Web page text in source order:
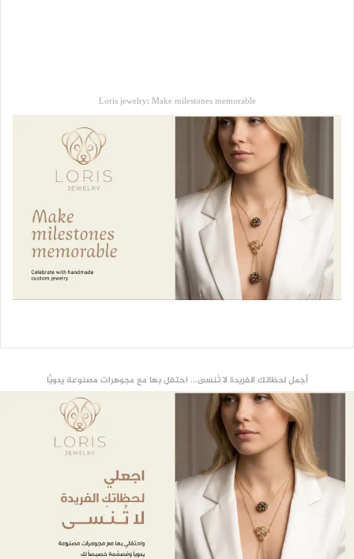
Loris jewelry: Make milestones memorable
أجمل لحظاتك الفريدة لا تُنسى... احتفل بها مع مجوهرات مصنوعة يدويًّا